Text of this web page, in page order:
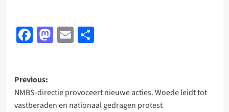
Facebook
Mastodon
EmailDelen
Post
navigation
Previous:
NMBS-directie provoceert nieuwe acties. Woede leidt tot
vastberaden en nationaal gedragen protest